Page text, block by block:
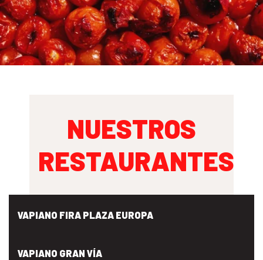
NUESTROS
RESTAURANTES
VAPIANO FIRA PLAZA EUROPA
VAPIANO GRAN VÍA